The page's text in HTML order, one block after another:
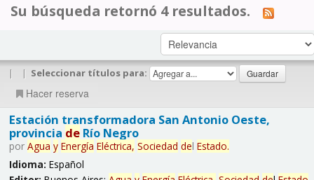
Su búsqueda retornó 4 resultados.
| | Seleccionar títulos para:
Hacer reserva
Estación transformadora San Antonio Oeste,
provincia deRío Negro
por Agua y Energía Eléctrica, Sociedad del Estado.
Idioma: Español